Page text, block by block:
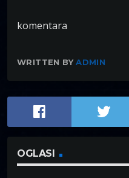
komentara
WRITTEN BYADMIN
OGLASI